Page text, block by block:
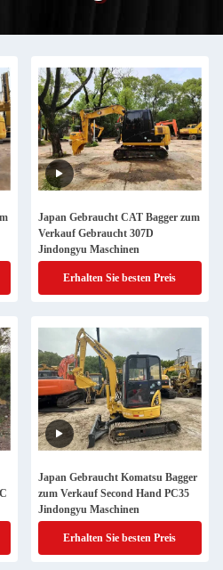
Japan Gebraucht CAT Bagger zum
Verkauf Gebraucht 307D
Jindongyu Maschinen
Erhalten Sie besten Preis
Japan Gebraucht Komatsu Bagger
zum Verkauf Second Hand PC35
Jindongyu Maschinen
Erhalten Sie besten Preis